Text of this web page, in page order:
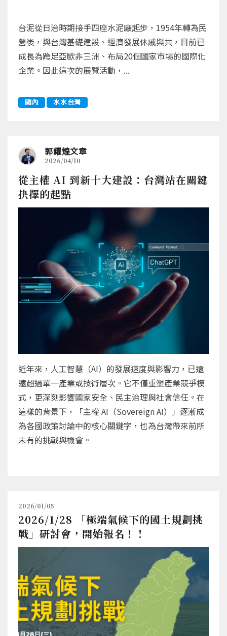
台泥從日治時期接手四座水泥廠起步，1954年轉為民
營後，與台灣基礎建設、經濟發展休戚與共，目前已
成長為跨足亞歐非三洲、布局20個國家市場的國際化
企業。因此這次的展覽活動，...
國內 水水台灣
郭耀煌文章
2026/04/10
從主權 AI 到新十大建設：台灣站在關鍵
抉擇的起點
近年來，人工智慧（AI）的發展速度與影響力，已遠
遠超過單一產業或技術層次。它不僅重塑產業競爭模
式，更深刻影響國家安全、民主治理與社會信任。在
這樣的背景下，「主權 AI（Sovereign AI）」逐漸成
為各國政策討論中的核心關鍵字，也為台灣帶來前所
未有的挑戰與機會。
2026/01/05
2026/1/28 「極端氣候下的國土規劃挑
戰」研討會，開始報名！！